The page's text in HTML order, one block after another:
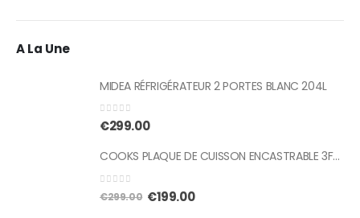
A La Une
MIDEA RÉFRIGÉRATEUR 2 PORTES BLANC 204L
0sur 5
€299.00
COOKS PLAQUE DE CUISSON ENCASTRABLE 3F/G INOX
0sur 5
€299.00 Le
€199.00Le